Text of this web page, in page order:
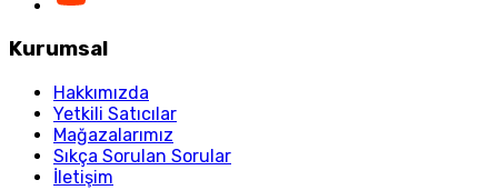
Kurumsal
Hakkımızda
Yetkili Satıcılar
Mağazalarımız
Sıkça Sorulan Sorular
İletişim